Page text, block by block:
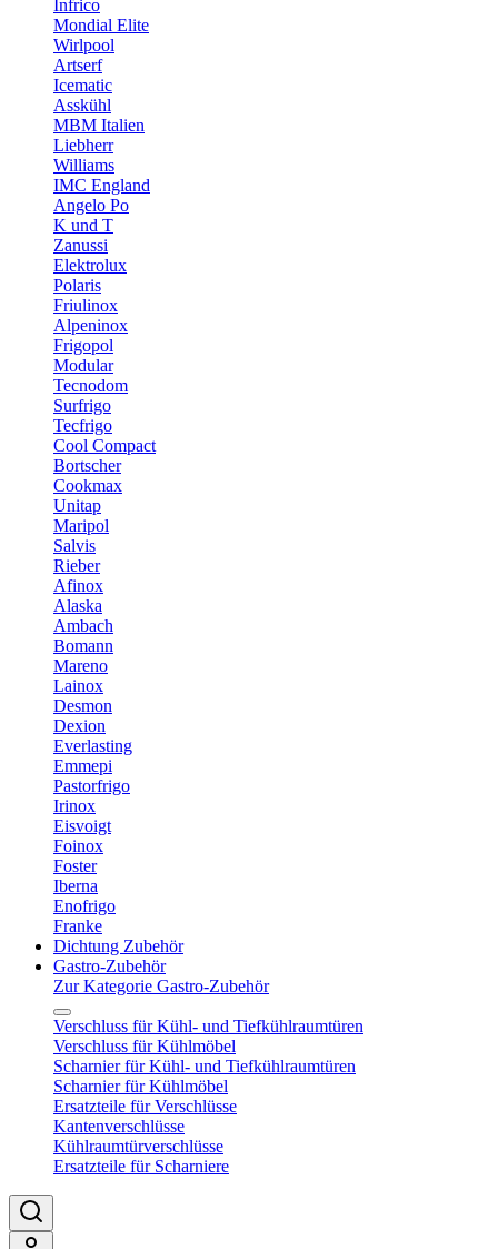
Infrico
Mondial Elite
Wirlpool
Artserf
Icematic
Asskühl
MBM Italien
Liebherr
Williams
IMC England
Angelo Po
K und T
Zanussi
Elektrolux
Polaris
Friulinox
Alpeninox
Frigopol
Modular
Tecnodom
Surfrigo
Tecfrigo
Cool Compact
Bortscher
Cookmax
Unitap
Maripol
Salvis
Rieber
Afinox
Alaska
Ambach
Bomann
Mareno
Lainox
Desmon
Dexion
Everlasting
Emmepi
Pastorfrigo
Irinox
Eisvoigt
Foinox
Foster
Iberna
Enofrigo
Franke
Dichtung Zubehör
Gastro-Zubehör
Zur Kategorie Gastro-Zubehör
Verschluss für Kühl- und Tiefkühlraumtüren
Verschluss für Kühlmöbel
Scharnier für Kühl- und Tiefkühlraumtüren
Scharnier für Kühlmöbel
Ersatzteile für Verschlüsse
Kantenverschlüsse
Kühlraumtürverschlüsse
Ersatzteile für Scharniere